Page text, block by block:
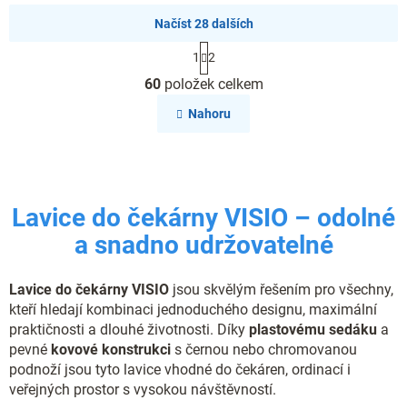
O
v
l
p
r
v
y
v
ý
p
i
s
u
Načíst 28 dalších
S
t
r
á
n
1 2
60položek celkem
Nahoru
Lavice do čekárny VISIO – odolné
a snadno udržovatelné
Lavice do čekárny VISIO jsou skvělým řešením pro všechny,
kteří hledají kombinaci jednoduchého designu, maximální
praktičnosti a dlouhé životnosti. Díky plastovému sedáku a
pevné kovové konstrukci s černou nebo chromovanou
podnoží jsou tyto lavice vhodné do čekáren, ordinací i
veřejných prostor s vysokou návštěvností.